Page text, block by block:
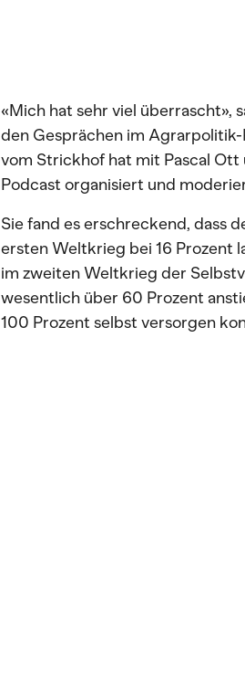
«Mich hat sehr viel überrascht»,
den Gesprächen im
vom Strickhof hat mit Pascal
Podcast organisiert und
Sie fand es erschreckend, dass
ersten Weltkrieg bei 16 Prozent
im zweiten Weltkrieg der
wesentlich über 60 Prozent
100 Prozent selbst versorgen